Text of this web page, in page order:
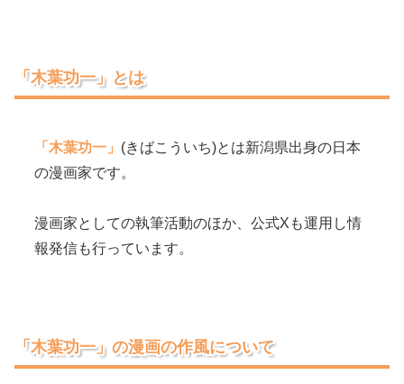
「木葉功一」とは
「木葉功一」 (きばこういち)とは新潟県出身の日本
の漫画家です。
漫画家としての執筆活動のほか、公式Xも運用し情
報発信も行っています。
「木葉功一」の漫画の作風について